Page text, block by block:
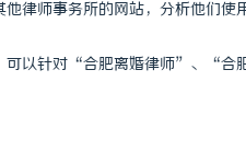
律师事务所的网站，分析他们使
可以针对“合肥离婚律师”、“合